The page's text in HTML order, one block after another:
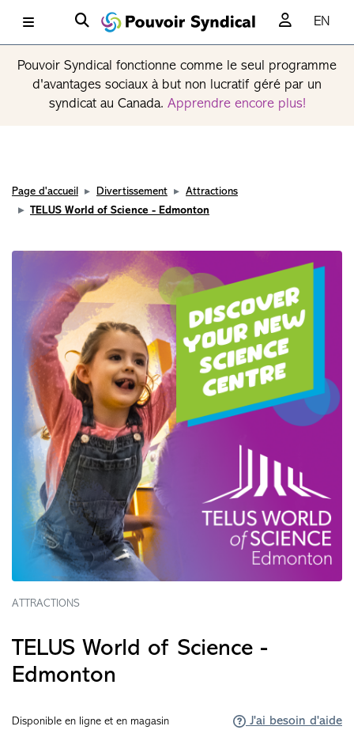
EN
Pouvoir Syndical fonctionne comme le seul programme
d'avantages sociaux à but non lucratif géré par un
syndicat au Canada. Apprendre encore plus!
Page d'accueil Divertissement
Attractions
TELUS World of Science - Edmonton
ATTRACTIONS
TELUS World of Science -
Edmonton
Disponible en ligne et en magasin J'ai besoin d'aide